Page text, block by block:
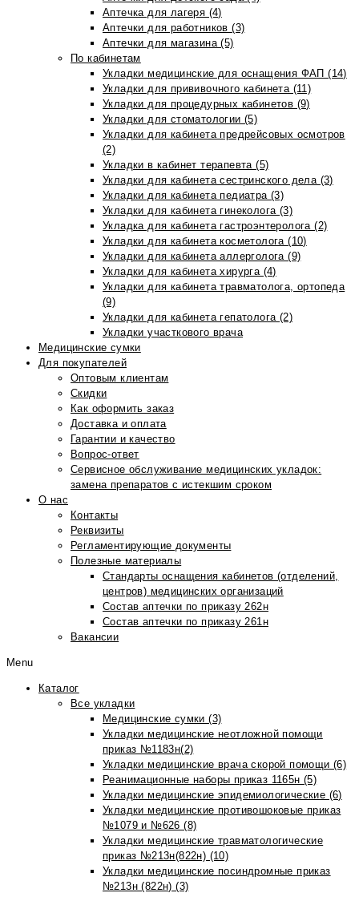
Аптечка для лагеря (4)
Аптечки для работников (3)
Аптечки для магазина (5)
По кабинетам
Укладки медицинские для оснащения ФАП (14)
Укладки для прививочного кабинета (11)
Укладки для процедурных кабинетов (9)
Укладки для стоматологии (5)
Укладки для кабинета предрейсовых осмотров
(2)
Укладки в кабинет терапевта (5)
Укладки для кабинета сестринского дела (3)
Укладки для кабинета педиатра (3)
Укладки для кабинета гинеколога (3)
Укладка для кабинета гастроэнтеролога (2)
Укладки для кабинета косметолога (10)
Укладки для кабинета аллерголога (9)
Укладки для кабинета хирурга (4)
Укладки для кабинета травматолога, ортопеда
(9)
Укладки для кабинета гепатолога (2)
Укладки участкового врача
Медицинские сумки
Для покупателей
Оптовым клиентам
Скидки
Как оформить заказ
Доставка и оплата
Гарантии и качество
Вопрос-ответ
Сервисное обслуживание медицинских укладок:
замена препаратов с истекшим сроком
О нас
Контакты
Реквизиты
Регламентирующие документы
Полезные материалы
Стандарты оснащения кабинетов (отделений,
центров) медицинских организаций
Состав аптечки по приказу 262н
Состав аптечки по приказу 261н
Вакансии
Menu
Каталог
Все укладки
Медицинские сумки (3)
Укладки медицинские неотложной помощи
приказ №1183н(2)
Укладки медицинские врача скорой помощи (6)
Реанимационные наборы приказ 1165н (5)
Укладки медицинские эпидемиологические (6)
Укладки медицинские противошоковые приказ
№1079 и №626 (8)
Укладки медицинские травматологические
приказ №213н(822н) (10)
Укладки медицинские посиндромные приказ
№213н (822н) (3)